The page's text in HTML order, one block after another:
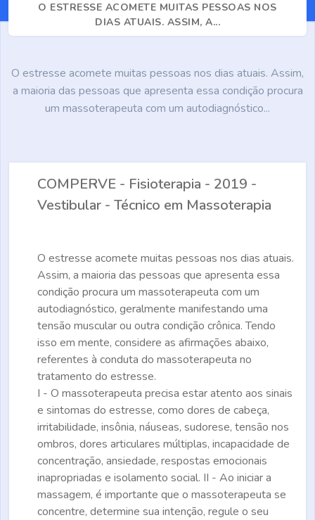
O ESTRESSE ACOMETE MUITAS PESSOAS NOS
DIAS ATUAIS. ASSIM, A...
O estresse acomete muitas pessoas nos dias atuais. Assim,
a maioria das pessoas que apresenta essa condição procura
um massoterapeuta com um autodiagnóstico...
COMPERVE - Fisioterapia - 2019 -
Vestibular - Técnico em Massoterapia
O estresse acomete muitas pessoas nos dias atuais.
Assim, a maioria das pessoas que apresenta essa
condição procura um massoterapeuta com um
autodiagnóstico, geralmente manifestando uma
tensão muscular ou outra condição crônica. Tendo
isso em mente, considere as afirmações abaixo,
referentes à conduta do massoterapeuta no
tratamento do estresse.
I - O massoterapeuta precisa estar atento aos sinais
e sintomas do estresse, como dores de cabeça,
irritabilidade, insônia, náuseas, sudorese, tensão nos
ombros, dores articulares múltiplas, incapacidade de
concentração, ansiedade, respostas emocionais
inapropriadas e isolamento social. II - Ao iniciar a
massagem, é importante que o massoterapeuta se
concentre, determine sua intenção, regule o seu